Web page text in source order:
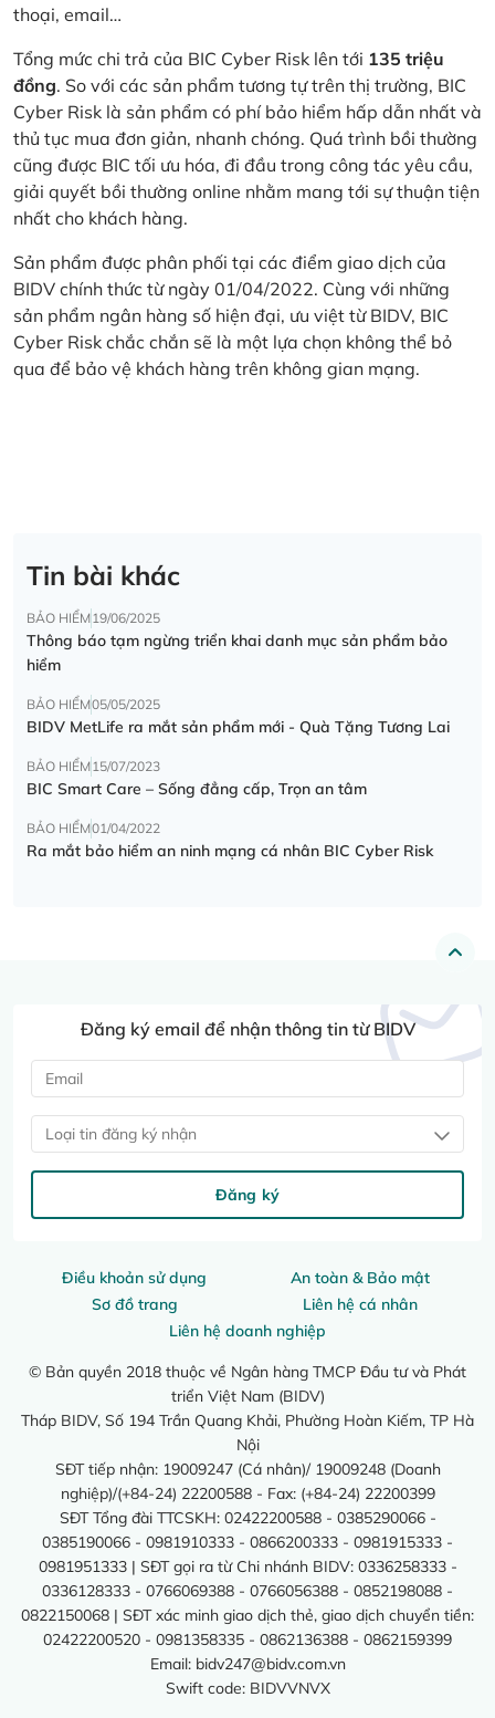
thoại, email…
Tổng mức chi trả của BIC Cyber Risk lên tới 135 triệu
đồng. So với các sản phẩm tương tự trên thị trường, BIC
Cyber Risk là sản phẩm có phí bảo hiểm hấp dẫn nhất và
thủ tục mua đơn giản, nhanh chóng. Quá trình bồi thường
cũng được BIC tối ưu hóa, đi đầu trong công tác yêu cầu,
giải quyết bồi thường online nhằm mang tới sự thuận tiện
nhất cho khách hàng.
Sản phẩm được phân phối tại các điểm giao dịch của
BIDV chính thức từ ngày 01/04/2022. Cùng với những
sản phẩm ngân hàng số hiện đại, ưu việt từ BIDV, BIC
Cyber Risk chắc chắn sẽ là một lựa chọn không thể bỏ
qua để bảo vệ khách hàng trên không gian mạng.
Tin bài khác
BẢO HIỂM19/06/2025
Thông báo tạm ngừng triển khai danh mục sản phẩm bảo
hiểm
BẢO HIỂM05/05/2025
BIDV MetLife ra mắt sản phẩm mới - Quà Tặng Tương Lai
BẢO HIỂM15/07/2023
BIC Smart Care – Sống đẳng cấp, Trọn an tâm
BẢO HIỂM01/04/2022
Ra mắt bảo hiểm an ninh mạng cá nhân BIC Cyber Risk
Điều khoản sử dụng
An toàn & Bảo mật
Sơ đồ trang
Liên hệ cá nhân
Liên hệ doanh nghiệp
© Bản quyền 2018 thuộc về Ngân hàng TMCP Đầu tư và Phát
triển Việt Nam (BIDV)
Tháp BIDV, Số 194 Trần Quang Khải, Phường Hoàn Kiếm, TP Hà
Nội
SĐT tiếp nhận: 19009247 (Cá nhân)/ 19009248 (Doanh
nghiệp)/(+84-24) 22200588 - Fax: (+84-24) 22200399
SĐT Tổng đài TTCSKH: 02422200588 - 0385290066 -
0385190066 - 0981910333 - 0866200333 - 0981915333 -
0981951333 | SĐT gọi ra từ Chi nhánh BIDV: 0336258333 -
0336128333 - 0766069388 - 0766056388 - 0852198088 -
0822150068 | SĐT xác minh giao dịch thẻ, giao dịch chuyển tiền:
02422200520 - 0981358335 - 0862136388 - 0862159399
Email: bidv247@bidv.com.vn
Swift code: BIDVVNVX
Đăng ký email để nhận thông tin từ BIDV
Loại tin đăng ký nhận
Đăng ký